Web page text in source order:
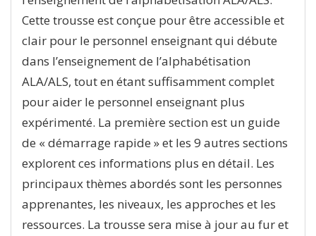
Cette trousse est conçue pour être accessible et
clair pour le personnel enseignant qui débute
dans l’enseignement de l’alphabétisation
ALA/ALS, tout en étant suffisamment complet
pour aider le personnel enseignant plus
expérimenté. La première section est un guide
de « démarrage rapide » et les 9 autres sections
explorent ces informations plus en détail. Les
principaux thèmes abordés sont les personnes
apprenantes, les niveaux, les approches et les
ressources. La trousse sera mise à jour au fur et